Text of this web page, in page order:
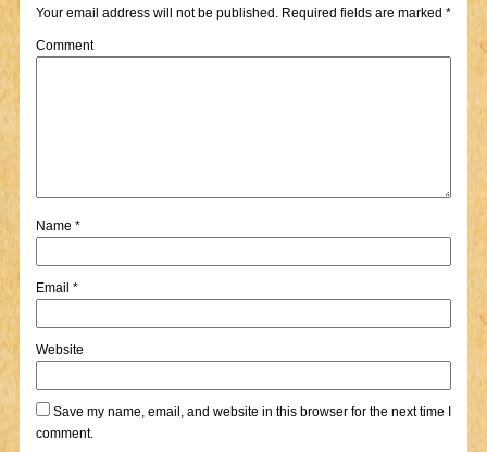
Your email address will not be published.Required fields are marked *
Comment
Name *
Email *
Website
Save my name, email, and website in this browser for the next time I
comment.